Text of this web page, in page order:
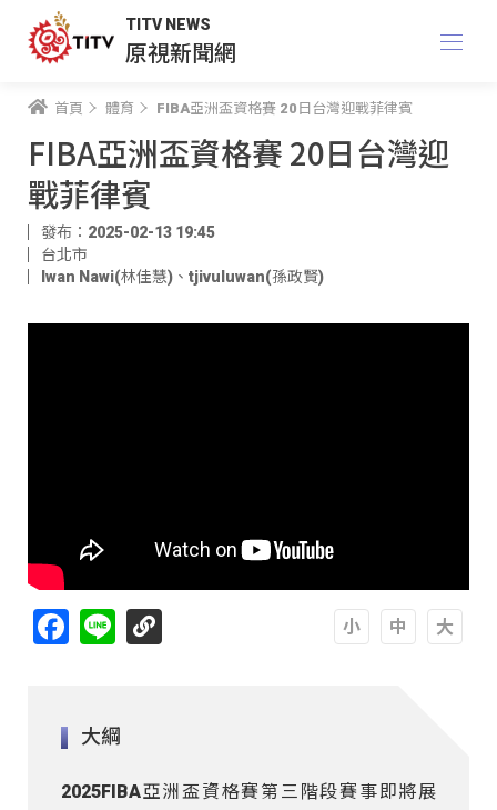
TITV NEWS
原視新聞網
首頁 體育 FIBA亞洲盃資格賽 20日台灣迎戰菲律賓
FIBA亞洲盃資格賽 20日台灣迎
戰菲律賓
發布：2025-02-13 19:45
台北市
Iwan Nawi(林佳慧) 、 tjivuluwan(孫政賢)
Facebook
Line
大綱
2025FIBA亞洲盃資格賽第三階段賽事即將展